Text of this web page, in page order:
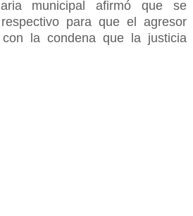
municipal afirmó que se
para que el agresor
con la condena que la justicia